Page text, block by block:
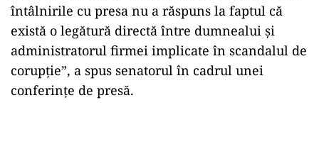
întâlnirile cu presa nu a răspuns la faptul că
există o legătură directă între dumnealui şi
administratorul firmei implicate în scandalul de
corupţie”, a spus senatorul în cadrul unei
conferinţe de presă.